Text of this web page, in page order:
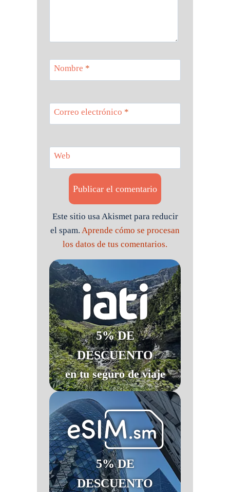
Nombre *
Correo electrónico *
Web
Este sitio usa Akismet para reducir
el spam. Aprende cómo se procesan
los datos de tus comentarios.
5% DE
DESCUENTO
en tu seguro de viaje
5% DE
DESCUENTO